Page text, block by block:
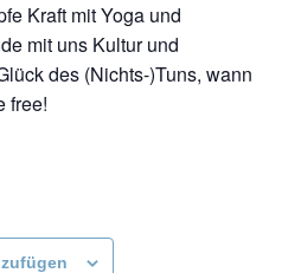
Kraft mit Yoga und
mit uns Kultur und
des (Nichts-)Tuns, wann
free!